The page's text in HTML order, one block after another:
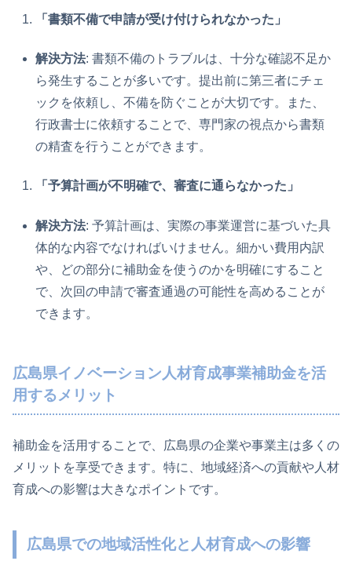
「書類不備で申請が受け付けられなかった」
解決方法: 書類不備のトラブルは、十分な確認不足か
ら発生することが多いです。提出前に第三者にチェ
ックを依頼し、不備を防ぐことが大切です。また、
行政書士に依頼することで、専門家の視点から書類
の精査を行うことができます。
「予算計画が不明確で、審査に通らなかった」
解決方法: 予算計画は、実際の事業運営に基づいた具
体的な内容でなければいけません。細かい費用内訳
や、どの部分に補助金を使うのかを明確にすること
で、次回の申請で審査通過の可能性を高めることが
できます。
広島県イノベーション人材育成事業補助金を活
用するメリット
補助金を活用することで、広島県の企業や事業主は多くの
メリットを享受できます。特に、地域経済への貢献や人材
育成への影響は大きなポイントです。
広島県での地域活性化と人材育成への影響